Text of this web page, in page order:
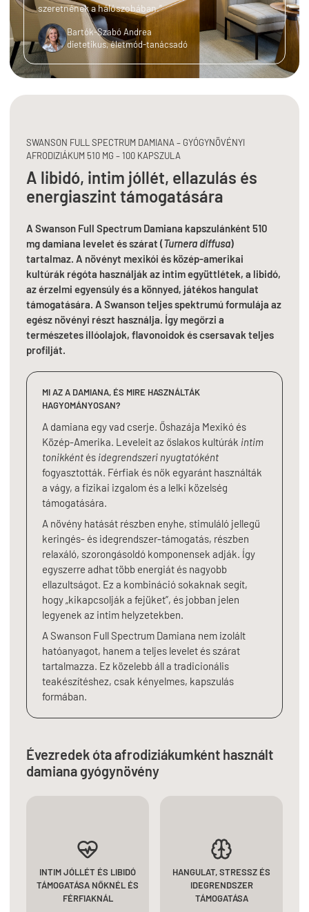
szeretnének a hálószobában.”
Bartók-Szabó Andrea
dietetikus, életmód-tanácsadó
SWANSON FULL SPECTRUM DAMIANA – GYÓGYNÖVÉNYI
AFRODIZIÁKUM 510 MG – 100 KAPSZULA
A libidó, intim jóllét, ellazulás és
energiaszint támogatására
A Swanson Full Spectrum Damiana kapszulánként 510
mg damiana levelet és szárat (Turnera diffusa)
tartalmaz. A növényt mexikói és közép-amerikai
kultúrák régóta használják az intim együttlétek, a libidó,
az érzelmi egyensúly és a könnyed, játékos hangulat
támogatására. A Swanson teljes spektrumú formulája az
egész növényi részt használja. Így megőrzi a
természetes illóolajok, flavonoidok és csersavak teljes
profilját.
MI AZ A DAMIANA, ÉS MIRE HASZNÁLTÁK
HAGYOMÁNYOSAN?
A damiana egy vad cserje. Őshazája Mexikó és
Közép-Amerika. Leveleit az őslakos kultúrák intim
tonikként és idegrendszeri nyugtatóként
fogyasztották. Férfiak és nők egyaránt használták
a vágy, a fizikai izgalom és a lelki közelség
támogatására.
A növény hatását részben enyhe, stimuláló jellegű
keringés- és idegrendszer-támogatás, részben
relaxáló, szorongásoldó komponensek adják. Így
egyszerre adhat több energiát és nagyobb
ellazultságot. Ez a kombináció sokaknak segít,
hogy „kikapcsolják a fejüket”, és jobban jelen
legyenek az intim helyzetekben.
A Swanson Full Spectrum Damiana nem izolált
hatóanyagot, hanem a teljes levelet és szárat
tartalmazza. Ez közelebb áll a tradicionális
teakészítéshez, csak kényelmes, kapszulás
formában.
Évezredek óta afrodiziákumként használt
damiana gyógynövény
INTIM JÓLLÉT ÉS LIBIDÓ
TÁMOGATÁSA NŐKNÉL ÉS
FÉRFIAKNÁL
HANGULAT, STRESSZ ÉS
IDEGRENDSZER
TÁMOGATÁSA